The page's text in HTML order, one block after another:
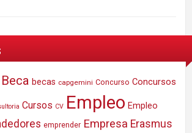
Beca becas capgemini Concurso Concursos
Cursos CV Empleo Empleo
emprender Empresa Erasmus